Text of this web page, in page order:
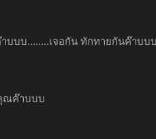
บบบ........เจอกัน ทักทายกันค๊าบบ
ณค๊าบบบ